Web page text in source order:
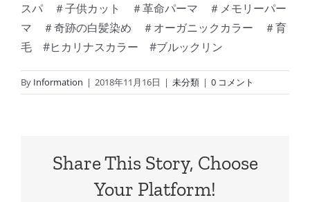
スパ ＃子供カット ＃革命パーマ ＃メモリーパー
マ ＃奇跡の白髪染め ＃オーガニックカラー ＃育
毛 #ヒカリナスカラー #ブルックリン
By Information | 2018年11月16日 | 未分類 | 0 コメント
Share This Story, Choose
Your Platform!